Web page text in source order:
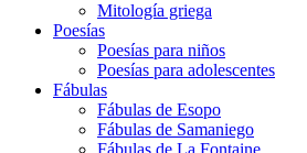
Mitología griega
Poesías
Poesías para niños
Poesías para adolescentes
Fábulas
Fábulas de Esopo
Fábulas de Samaniego
Fábulas de La Fontaine